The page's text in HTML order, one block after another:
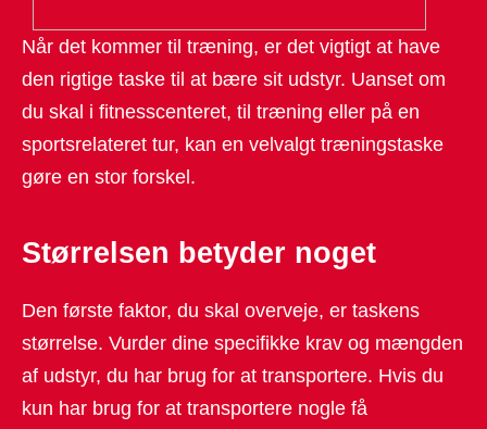
Når det kommer til træning, er det vigtigt at have
den rigtige taske til at bære sit udstyr. Uanset om
du skal i fitnesscenteret, til træning eller på en
sportsrelateret tur, kan en velvalgt træningstaske
gøre en stor forskel.
Størrelsen betyder noget
Den første faktor, du skal overveje, er taskens
størrelse. Vurder dine specifikke krav og mængden
af udstyr, du har brug for at transportere. Hvis du
kun har brug for at transportere nogle få